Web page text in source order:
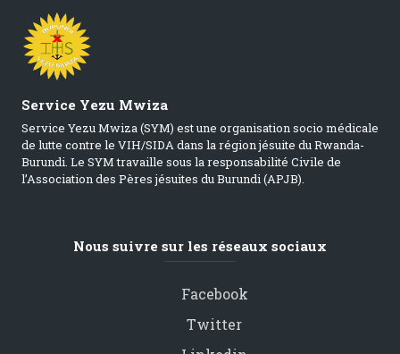
Service Yezu Mwiza
Service Yezu Mwiza (SYM) est une organisation socio médicale
de lutte contre le VIH/SIDA dans la région jésuite du Rwanda-
Burundi. Le SYM travaille sous la responsabilité Civile de
l’Association des Pères jésuites du Burundi (APJB).
Nous suivre sur les réseaux sociaux
Facebook
Twitter